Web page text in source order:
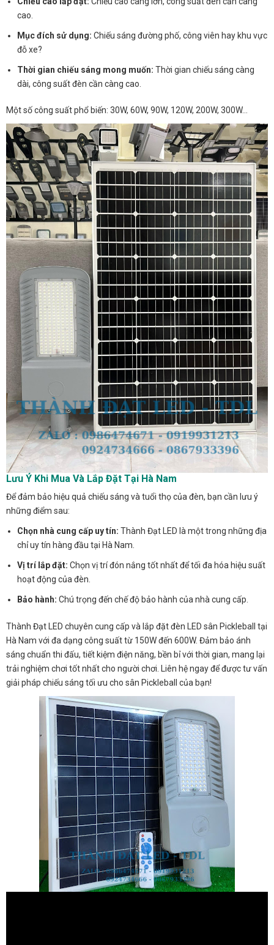
cao.
Mục đích sử dụng: Chiếu sáng đường phố, công viên hay khu vực
đỗ xe?
Thời gian chiếu sáng mong muốn: Thời gian chiếu sáng càng
dài, công suất đèn cần càng cao.
Một số công suất phổ biến: 30W, 60W, 90W, 120W, 200W, 300W…
Lưu Ý Khi Mua Và Lắp Đặt Tại Hà Nam
Để đảm bảo hiệu quả chiếu sáng và tuổi thọ của đèn, bạn cần lưu ý
những điểm sau:
Chọn nhà cung cấp uy tín: Thành Đạt LED là một trong những địa
chỉ uy tín hàng đầu tại Hà Nam.
Vị trí lắp đặt: Chọn vị trí đón nắng tốt nhất để tối đa hóa hiệu suất
hoạt động của đèn.
Bảo hành: Chú trọng đến chế độ bảo hành của nhà cung cấp.
Thành Đạt LED chuyên cung cấp và lắp đặt đèn LED sân Pickleball tại
Hà Nam với đa dạng công suất từ 150W đến 600W. Đảm bảo ánh
sáng chuẩn thi đấu, tiết kiệm điện năng, bền bỉ với thời gian, mang lại
trải nghiệm chơi tốt nhất cho người chơi. Liên hệ ngay để được tư vấn
giải pháp chiếu sáng tối ưu cho sân Pickleball của bạn!